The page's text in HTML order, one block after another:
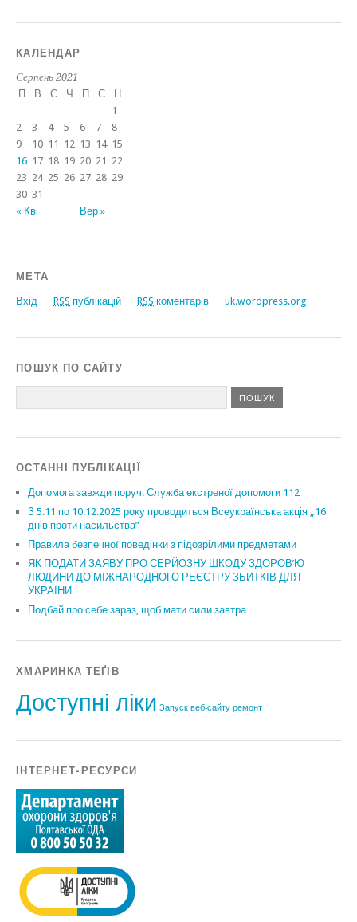
КАЛЕНДАР
Серпень 2021
П
В С Ч П С Н
« Кві Вер »
1
2
3 4 5 6 7
8
9
10 11 12 13 14 15
16 17 18 19 20 21 22
23 24 25 26 27 28 29
30 31
МЕТА
Вхід RSS публікацій RSS коментарів uk.wordpress.org
ПОШУК ПО САЙТУ
ОСТАННІ ПУБЛІКАЦІЇ
Допомога завжди поруч. Служба екстреної допомоги 112
З 5.11 по 10.12.2025 року проводиться Всеукраїнська акція „16
днів проти насильства”
Правила безпечної поведінки з підозрілими предметами
ЯК ПОДАТИ ЗАЯВУ ПРО СЕРЙОЗНУ ШКОДУ ЗДОРОВ’Ю
ЛЮДИНИ ДО МІЖНАРОДНОГО РЕЄСТРУ ЗБИТКІВ ДЛЯ
УКРАЇНИ
Подбай про себе зараз, щоб мати сили завтра
ХМАРИНКА ТЕҐІВ
Доступні ліки Запуск веб-сайту ремонт
ІНТЕРНЕТ-РЕСУРСИ